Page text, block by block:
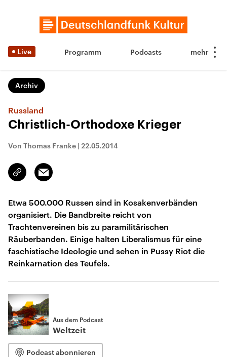
Live Programm Podcasts
Archiv
Russland
Christlich-Orthodoxe Krieger
Von Thomas Franke | 22.05.2014
Link
kopieren/teilen
Email
Etwa 500.000 Russen sind in Kosakenverbänden
organisiert. Die Bandbreite reicht von
Trachtenvereinen bis zu paramilitärischen
Räuberbanden. Einige halten Liberalismus für eine
faschistische Ideologie und sehen in Pussy Riot die
Reinkarnation des Teufels.
Aus dem Podcast
Weltzeit
Podcast abonnieren